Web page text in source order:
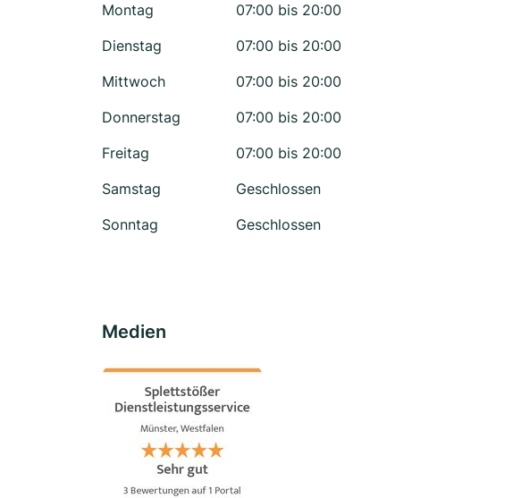
Montag
07:00 bis 20:00
Dienstag
07:00 bis 20:00
Mittwoch
07:00 bis 20:00
Donnerstag
07:00 bis 20:00
Freitag
07:00 bis 20:00
Samstag
Geschlossen
Sonntag
Geschlossen
Medien